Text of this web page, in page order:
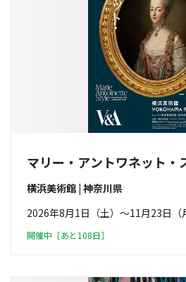
マリー・アントワネット・
横浜美術館 | 神奈川県
2026年8月1日（土）〜11月23日（
開催中［あと108日］